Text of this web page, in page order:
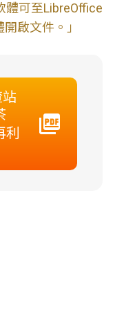
體可至LibreOffice
啟文件。」